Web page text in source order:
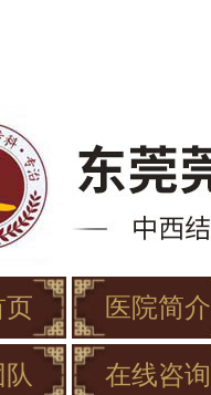
页 医院简介
在线咨询